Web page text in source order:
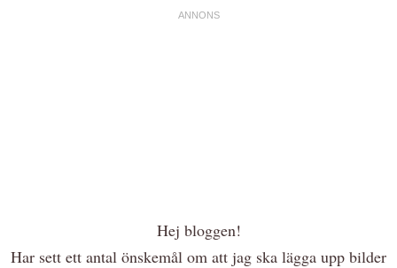
Hej bloggen!
Har sett ett antal önskemål om att jag ska lägga upp bilder